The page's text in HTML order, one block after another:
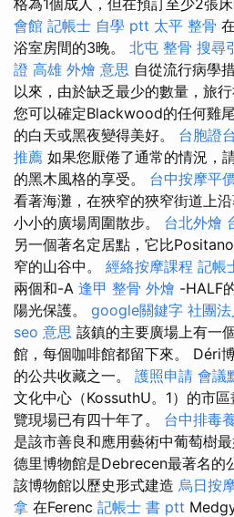
格為1個成人，但在預訂至少2張
會館 記帳士 自學 ptt 太平 整骨
浴室房間的3晚。 北屯 整骨 搜尋
證 高雄 外燴 意思 自從流行病學
以來，由於缺乏最少的數量，旅行
您可以確定Blackwood的任何雞
的白天或黑夜變得美好。 台胞證
推薦 如果您厭倦了通常的情況，
的黑木風格的享受。 台中按摩平
看著海灘，在狹窄的狹窄街道上
小小的廣場周圍散步。 台北外燴
另一個著名定居點，它比
窄的山谷中。 經絡按摩課程 記帳
兩個和-A 逢甲 整骨 外燴 -HALF
陽光保護。 google關鍵字 社團
seo 意思 該鎮的主要廣場上有一
館，每個咖啡館都留下來。 Déri
的公共收藏之一。 護照申請 會議
文化中心（KossuthU。1）的市
覽現場已有四十年了。 台中排毒
是該市善良和應用藝術中葡萄樹
德里博物館是Debrecen最著名的
該博物館以歷史形式建造 烏日按
拿 在Ferenc 記帳士 書 ptt